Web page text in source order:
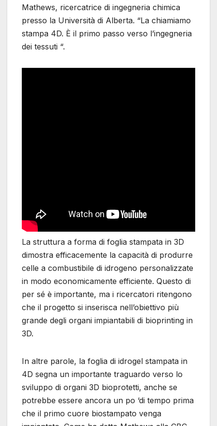
Mathews, ricercatrice di ingegneria chimica
presso la Università di Alberta. “La chiamiamo
stampa 4D. È il primo passo verso l’ingegneria
dei tessuti “.
La struttura a forma di foglia stampata in 3D
dimostra efficacemente la capacità di produrre
celle a combustibile di idrogeno personalizzate
in modo economicamente efficiente. Questo di
per sé è importante, ma i ricercatori ritengono
che il progetto si inserisca nell’obiettivo più
grande degli organi impiantabili di bioprinting in
3D.
In altre parole, la foglia di idrogel stampata in
4D segna un importante traguardo verso lo
sviluppo di organi 3D bioprotetti, anche se
potrebbe essere ancora un po ‘di tempo prima
che il primo cuore biostampato venga